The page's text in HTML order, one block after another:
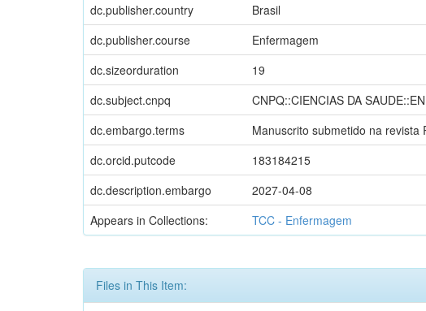
dc.publisher.country Brasil
dc.publisher.course
Enfermagem
dc.sizeorduration
19
dc.subject.cnpq
CNPQ::CIENCIAS DA
dc.embargo.terms
Manuscrito submetido na
dc.orcid.putcode
183184215
dc.description.embargo
2027-04-08
Appears in Collections:
TCC - Enfermagem
Files in This Item: